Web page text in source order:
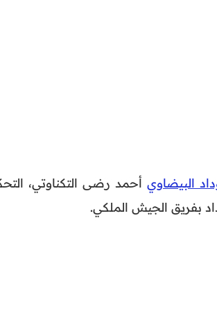
البيضاوي أحمد رضى التكناوتي،
بفريق الجيش الملكي.